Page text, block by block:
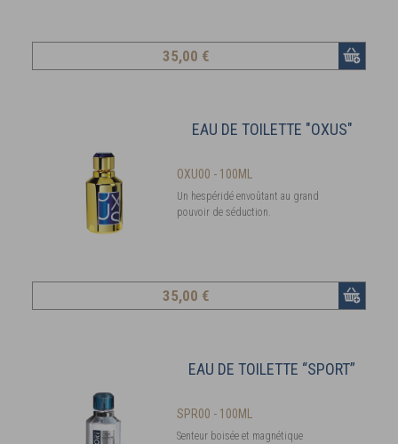
35,00 €
EAU DE TOILETTE "OXUS"
OXU00 - 100ML
Un hespéridé envoûtant au grand
pouvoir de séduction.
35,00 €
EAU DE TOILETTE “SPORT”
SPR00 - 100ML
Senteur boisée et magnétique